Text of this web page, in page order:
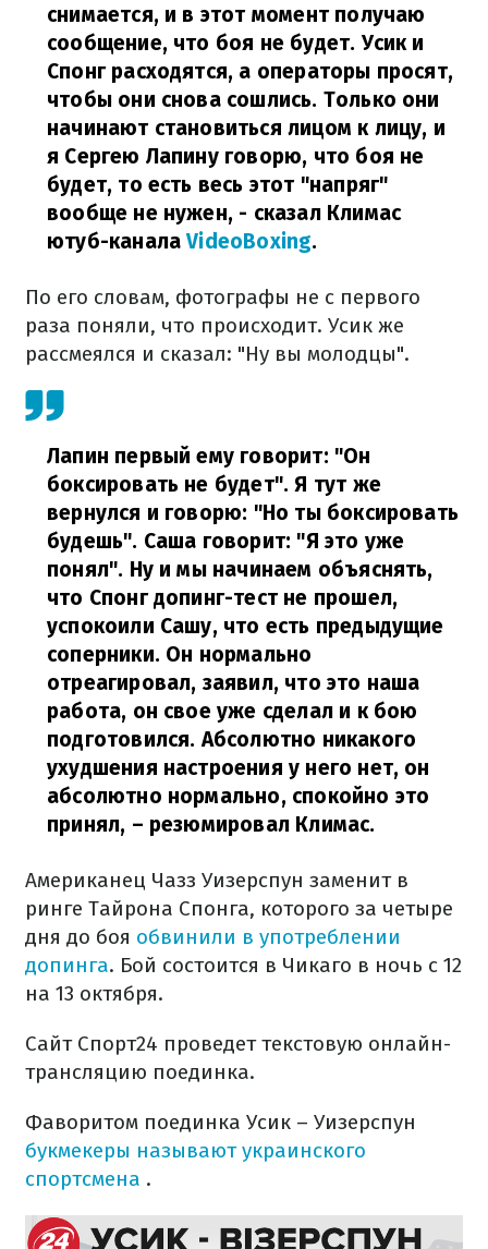
снимается, и в этот момент получаю
сообщение, что боя не будет. Усик и
Спонг расходятся, а операторы просят,
чтобы они снова сошлись. Только они
начинают становиться лицом к лицу, и
я Сергею Лапину говорю, что боя не
будет, то есть весь этот "напряг"
вообще не нужен, - сказал Климас
ютуб-каналаVideoBoxing.
По его словам, фотографы не с первого
раза поняли, что происходит. Усик же
рассмеялся и сказал: "Ну вы молодцы".
Лапин первый ему говорит: "Он
боксировать не будет". Я тут же
вернулся и говорю: "Но ты боксировать
будешь". Саша говорит: "Я это уже
понял". Ну и мы начинаем объяснять,
что Спонг допинг-тест не прошел,
успокоили Сашу, что есть предыдущие
соперники. Он нормально
отреагировал, заявил, что это наша
работа, он свое уже сделал и к бою
подготовился. Абсолютно никакого
ухудшения настроения у него нет, он
абсолютно нормально, спокойно это
принял, – резюмировал Климас.
Американец Чазз Уизерспун заменит в
ринге Тайрона Спонга, которого за четыре
дня до боя обвинили в употреблении
допинга. Бой состоится в Чикаго в ночь с 12
на 13 октября.
Сайт Спорт24 проведет текстовую онлайн-
трансляцию поединка.
Фаворитом поединка Усик – Уизерспун
букмекеры называют украинского
спортсмена .